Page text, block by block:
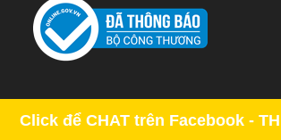
Click để CHAT trên Facebook -